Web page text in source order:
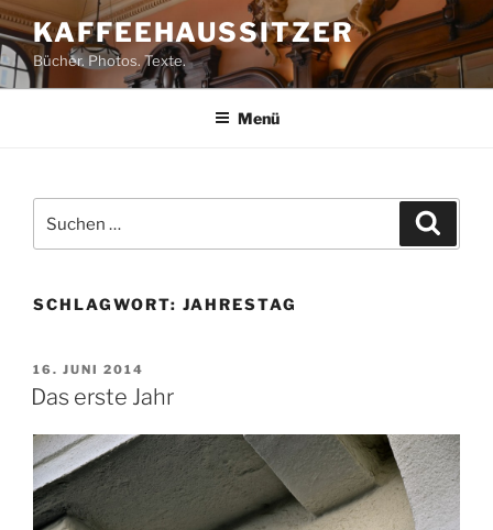
Zum
Inhalt
springen
KAFFEEHAUSSITZER
Bücher. Photos. Texte.
Menü
nach:
SCHLAGWORT: JAHRESTAG
VERÖFFENTLICHT
AM
16. JUNI 2014
Das erste Jahr